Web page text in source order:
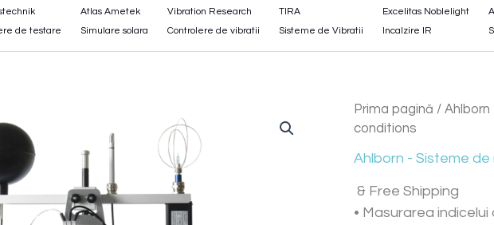
de testare
Atlas Ametek
Simulare solara
Vibration Research
Controlere de vibratii
TIRA
Sisteme de Vibratii
Excelitas Noblelight
Incalzire IR
Prima pagină /
conditions
Ahlborn - Sisteme de
& Free Shipping
• Masurarea